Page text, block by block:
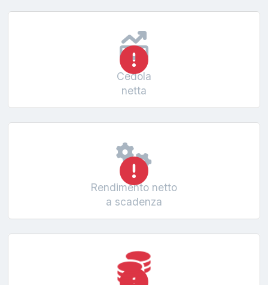
Cedola
netta
Rendimento netto
a scadenza